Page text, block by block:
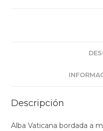
Descripción
Alba Vaticana bordada a